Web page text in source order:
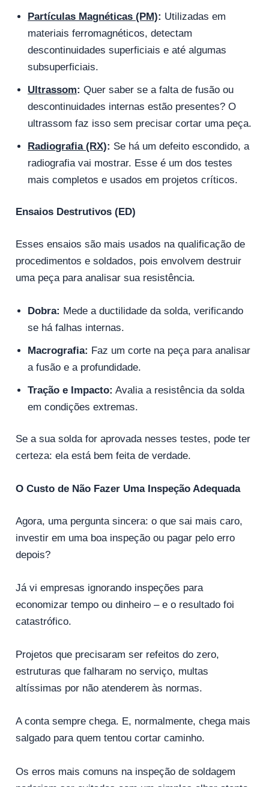
Partículas Magnéticas (PM): Utilizadas em
materiais ferromagnéticos, detectam
descontinuidades superficiais e até algumas
subsuperficiais.
Ultrassom: Quer saber se a falta de fusão ou
descontinuidades internas estão presentes? O
ultrassom faz isso sem precisar cortar uma peça.
Radiografia (RX): Se há um defeito escondido, a
radiografia vai mostrar. Esse é um dos testes
mais completos e usados ​​em projetos críticos.
Ensaios Destrutivos (ED)
Esses ensaios são mais usados ​​na qualificação de
procedimentos e soldados, pois envolvem destruir
uma peça para analisar sua resistência.
Dobra: Mede a ductilidade da solda, verificando
se há falhas internas.
Macrografia: Faz um corte na peça para analisar
a fusão e a profundidade.
Tração e Impacto: Avalia a resistência da solda
em condições extremas.
Se a sua solda for aprovada nesses testes, pode ter
certeza: ela está bem feita de verdade.
O Custo de Não Fazer Uma Inspeção Adequada
Agora, uma pergunta sincera: o que sai mais caro,
investir em uma boa inspeção ou pagar pelo erro
depois?
Já vi empresas ignorando inspeções para
economizar tempo ou dinheiro – e o resultado foi
catastrófico.
Projetos que precisaram ser refeitos do zero,
estruturas que falharam no serviço, multas
altíssimas por não atenderem às normas.
A conta sempre chega. E, normalmente, chega mais
salgado para quem tentou cortar caminho.
Os erros mais comuns na inspeção de soldagem